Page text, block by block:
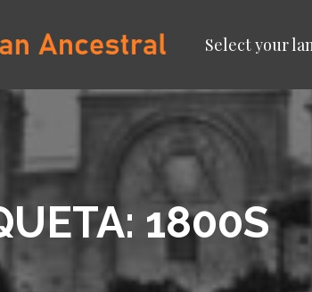
ANCESTRAL
Select your
1800S